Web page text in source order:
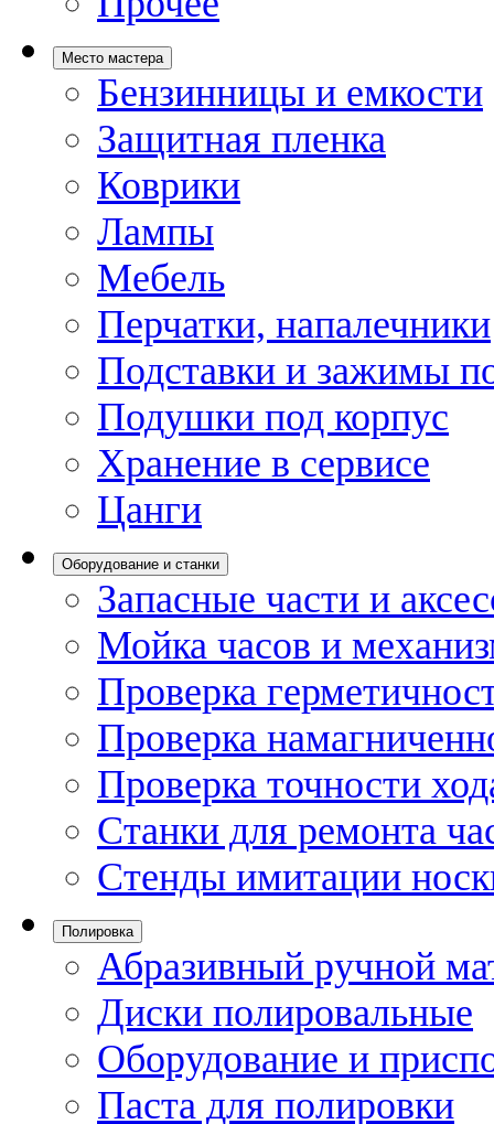
Место мастера
Бензинницы и емкости
Защитная пленка
Коврики
Лампы
Мебель
Перчатки, напалечники
Подставки и зажимы
Подушки под корпус
Хранение в сервисе
Цанги
Оборудование и станки
Запасные части и
Мойка часов и
Проверка
Проверка
Проверка точности
Станки для ремонта
Стенды имитации
Полировка
Абразивный ручной
Диски полировальные
Оборудование и
Паста для полировки